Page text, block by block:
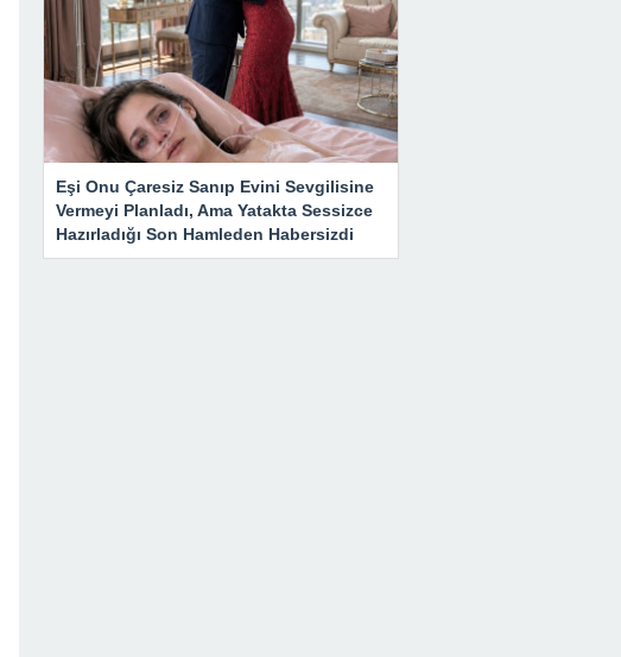
Eşi Onu Çaresiz Sanıp Evini Sevgilisine
Vermeyi Planladı, Ama Yatakta Sessizce
Hazırladığı Son Hamleden Habersizdi